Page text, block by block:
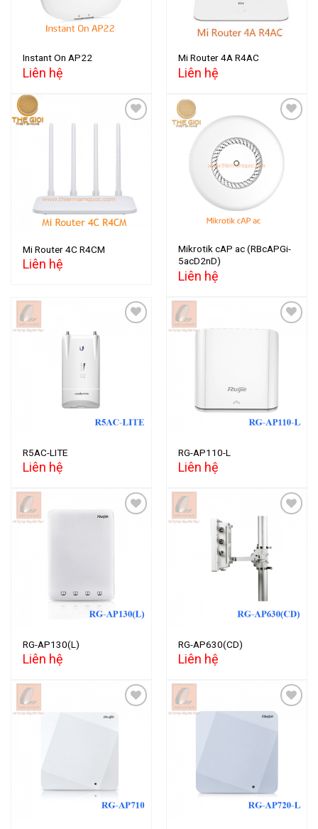
Instant On AP22
Liên hệ
Mi Router 4A R4AC
Liên hệ
Mi Router 4C R4CM
Liên hệ
Add to
Mikrotik cAP ac (RBcAPGi-
5acD2nD)
Liên hệ
R5AC-LITE
Liên hệ
RG-AP110-L
Liên hệ
RG-AP130(L)
Liên hệ
RG-AP630(CD)
Liên hệ